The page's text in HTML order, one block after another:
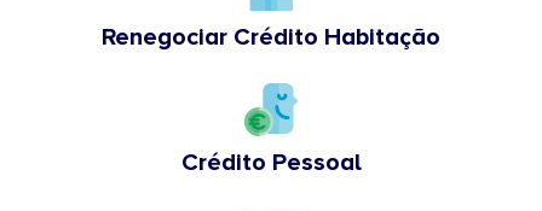
Renegociar Crédito Habitação
Crédito Pessoal